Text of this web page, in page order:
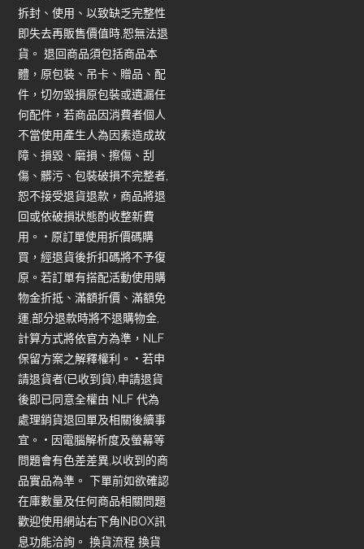
拆封、使用、以致缺乏完整性
即失去再販售價值時,恕無法退
貨。 退回商品須包括商品本
體，原包裝、吊卡、贈品、配
件，切勿毀損原包裝或遺漏任
何配件，若商品因消費者個人
不當使用產生人為因素造成故
障、損毀、磨損、擦傷、刮
傷、髒污、包裝破損不完整者,
恕不接受退貨退款，商品將退
回或依破損狀態酌收整新費
用。 • 原訂單使用折價碼購
買，經退貨後折扣碼將不予復
原。若訂單有搭配活動使用購
物金折抵、滿額折價、滿額免
運,部分退款時將不退購物金,
計算方式將依官方為準，NLF
保留方案之解釋權利。 • 若申
請退貨者(已收到貨),申請退貨
後即已同意全權由 NLF 代為
處理銷貨退回單及相關後續事
宜。 • 因電腦解析度及螢幕等
問題會有色差差異,以收到的商
品實品為準。 下單前如欲確認
在庫數量及任何商品相關問題
歡迎使用網站右下角INBOX訊
息功能洽詢。 換貨流程 換貨